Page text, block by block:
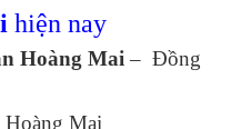
hiện nay
Hoàng Mai– Đồng